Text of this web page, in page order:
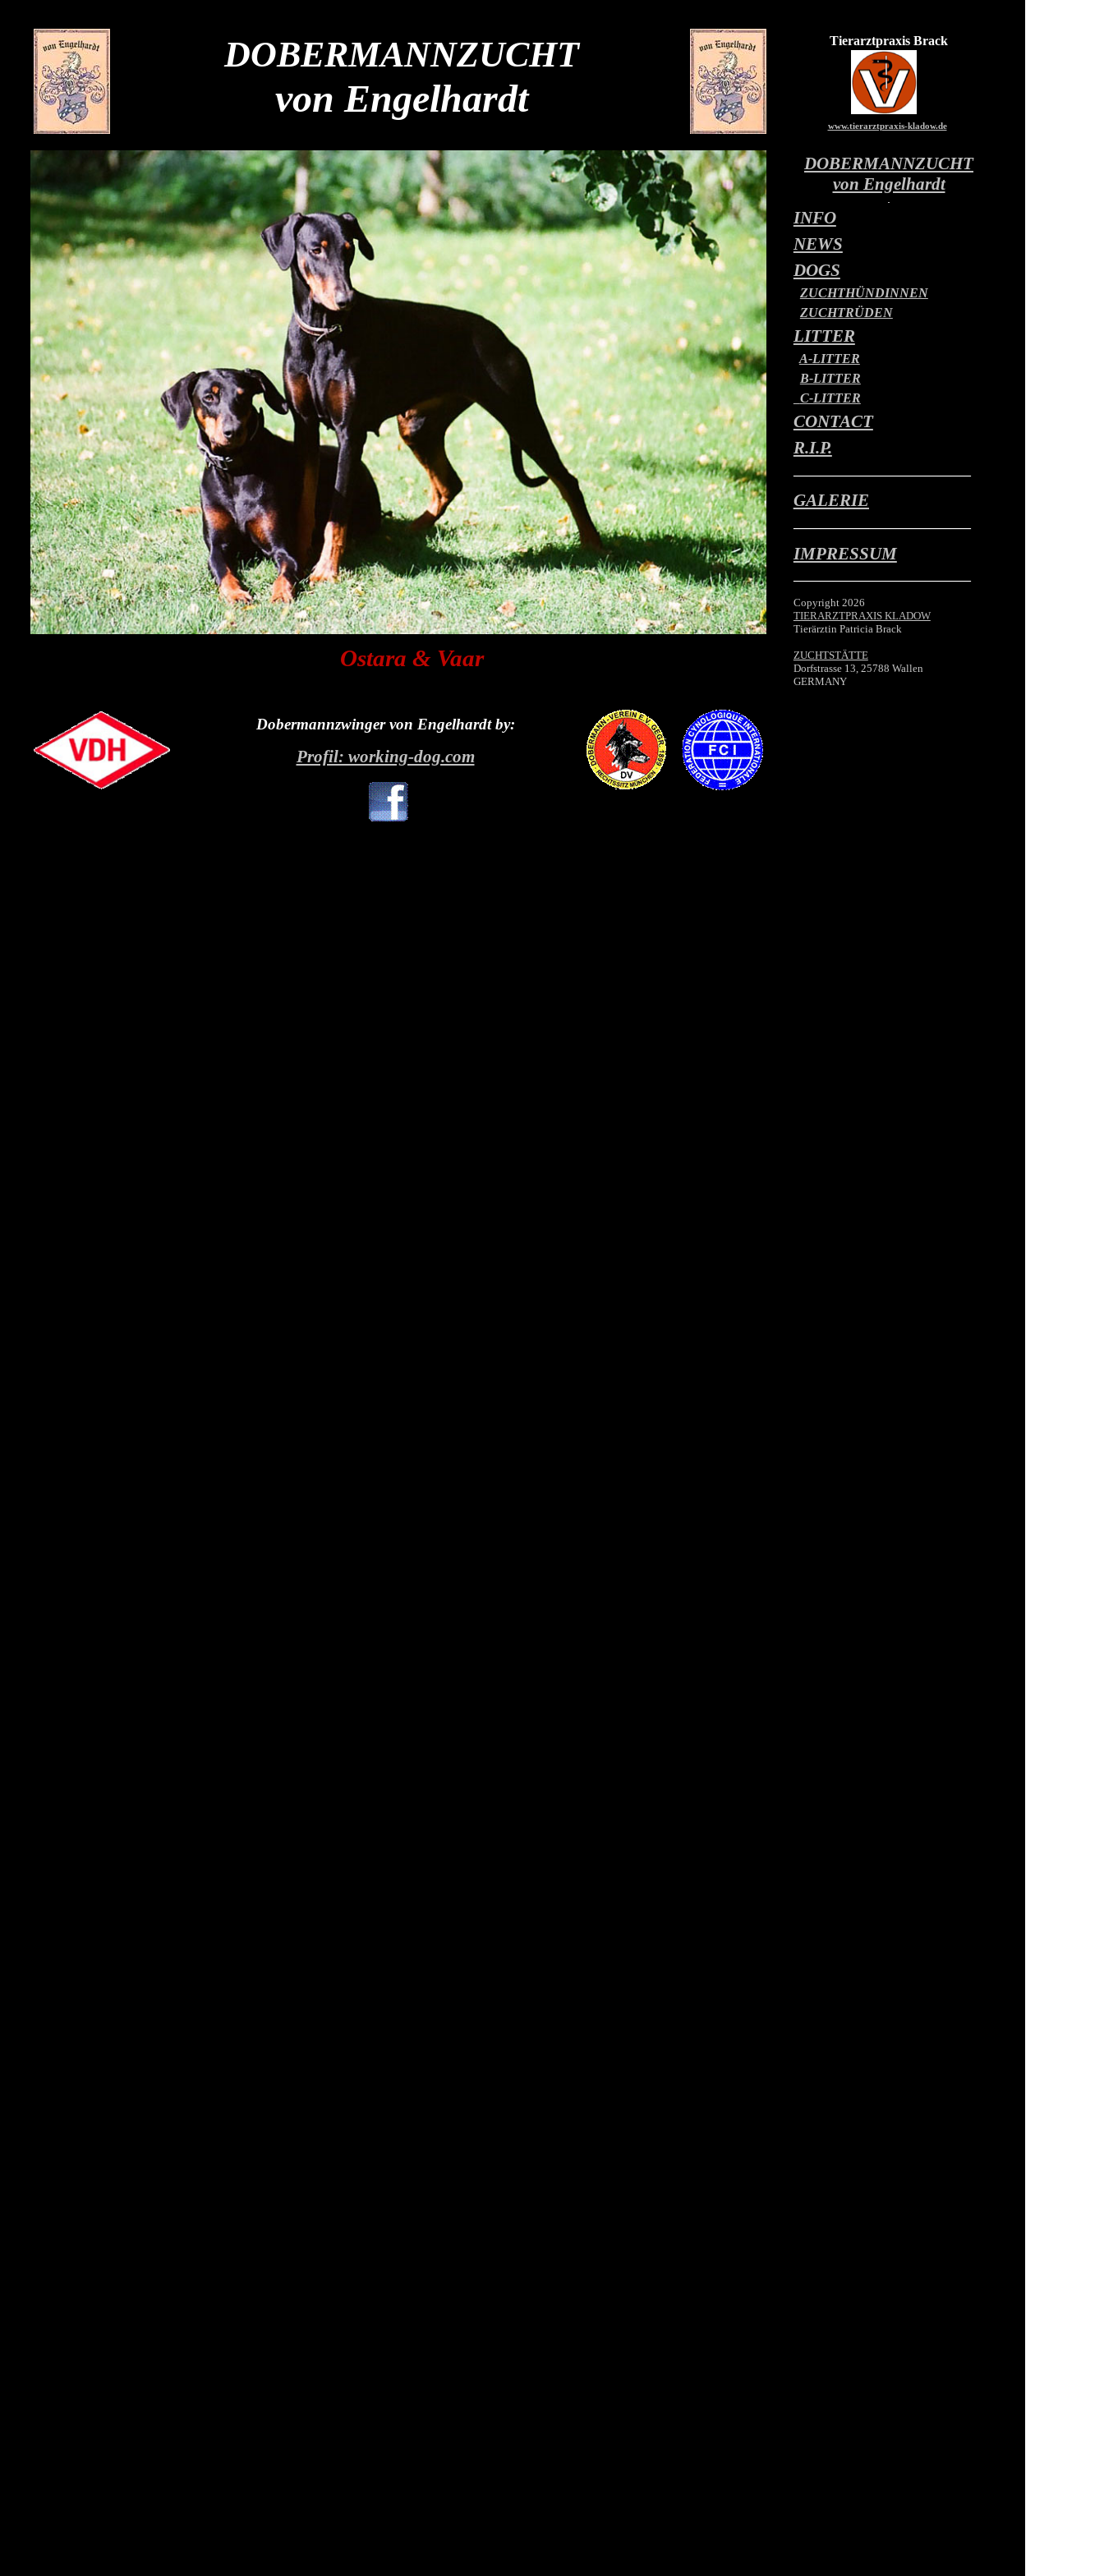
Ostara & Vaar
DOBERMANNZUCHT
von Engelhardt
Tierarztpraxis Brack
www.tierarztpraxis-kladow.de
DOBERMANNZUCHT
von Engelhardt
INFO
NEWS
DOGS
ZUCHTHÜNDINNEN
ZUCHTRÜDEN
LITTER
A-LITTER
B-LITTER
C-LITTER
CONTACT
R.I.P.
—————————————–
GALERIE
————————————–—
IMPRESSUM
—————————————–
Copyright 2026
TIERARZTPRAXIS KLADOW
Tierärztin Patricia Brack
ZUCHTSTÄTTE
Dorfstrasse 13, 25788 Wallen
GERMANY
Dobermannzwinger von Engelhardt by:
Profil: working-dog.com